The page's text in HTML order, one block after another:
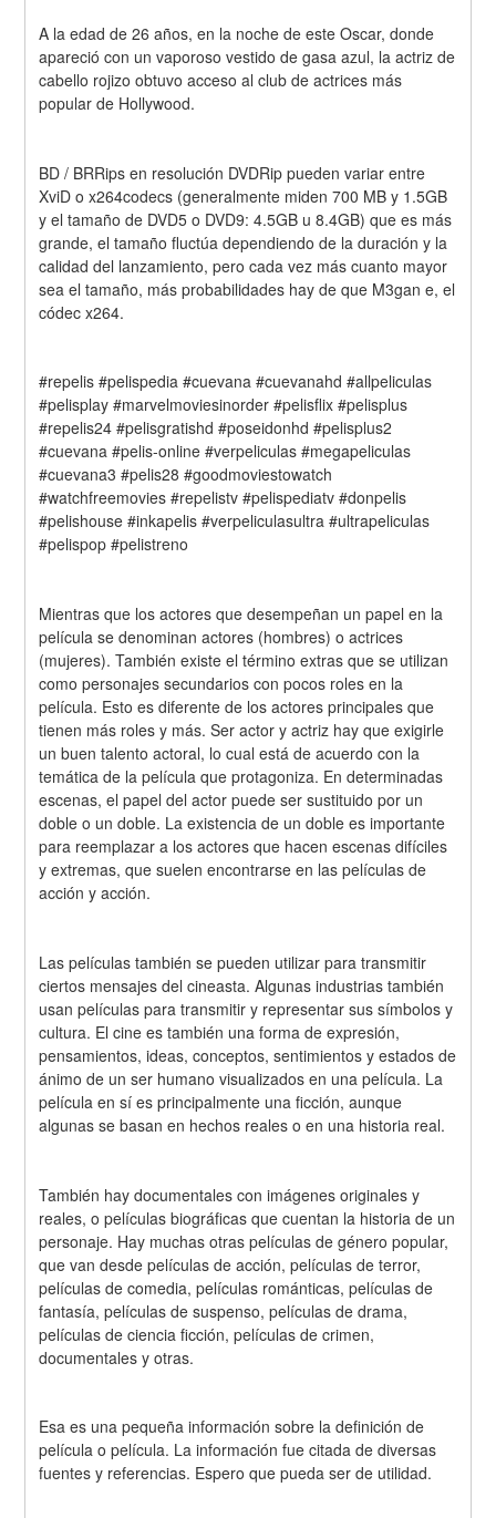
A la edad de 26 años, en la noche de este Oscar, donde
apareció con un vaporoso vestido de gasa azul, la actriz de
cabello rojizo obtuvo acceso al club de actrices más
popular de Hollywood.
BD / BRRips en resolución DVDRip pueden variar entre
XviD o x264codecs (generalmente miden 700 MB y 1.5GB
y el tamaño de DVD5 o DVD9: 4.5GB u 8.4GB) que es más
grande, el tamaño fluctúa dependiendo de la duración y la
calidad del lanzamiento, pero cada vez más cuanto mayor
sea el tamaño, más probabilidades hay de que M3gan e, el
códec x264.
#repelis #pelispedia #cuevana #cuevanahd #allpeliculas
#pelisplay #marvelmoviesinorder #pelisflix #pelisplus
#repelis24 #pelisgratishd #poseidonhd #pelisplus2
#cuevana #pelis-online #verpeliculas #megapeliculas
#cuevana3 #pelis28 #goodmoviestowatch
#watchfreemovies #repelistv #pelispediatv #donpelis
#pelishouse #inkapelis #verpeliculasultra #ultrapeliculas
#pelispop #pelistreno
Mientras que los actores que desempeñan un papel en la
película se denominan actores (hombres) o actrices
(mujeres). También existe el término extras que se utilizan
como personajes secundarios con pocos roles en la
película. Esto es diferente de los actores principales que
tienen más roles y más. Ser actor y actriz hay que exigirle
un buen talento actoral, lo cual está de acuerdo con la
temática de la película que protagoniza. En determinadas
escenas, el papel del actor puede ser sustituido por un
doble o un doble. La existencia de un doble es importante
para reemplazar a los actores que hacen escenas difíciles
y extremas, que suelen encontrarse en las películas de
acción y acción.
Las películas también se pueden utilizar para transmitir
ciertos mensajes del cineasta. Algunas industrias también
usan películas para transmitir y representar sus símbolos y
cultura. El cine es también una forma de expresión,
pensamientos, ideas, conceptos, sentimientos y estados de
ánimo de un ser humano visualizados en una película. La
película en sí es principalmente una ficción, aunque
algunas se basan en hechos reales o en una historia real.
También hay documentales con imágenes originales y
reales, o películas biográficas que cuentan la historia de un
personaje. Hay muchas otras películas de género popular,
que van desde películas de acción, películas de terror,
películas de comedia, películas románticas, películas de
fantasía, películas de suspenso, películas de drama,
películas de ciencia ficción, películas de crimen,
documentales y otras.
Esa es una pequeña información sobre la definición de
película o película. La información fue citada de diversas
fuentes y referencias. Espero que pueda ser de utilidad.